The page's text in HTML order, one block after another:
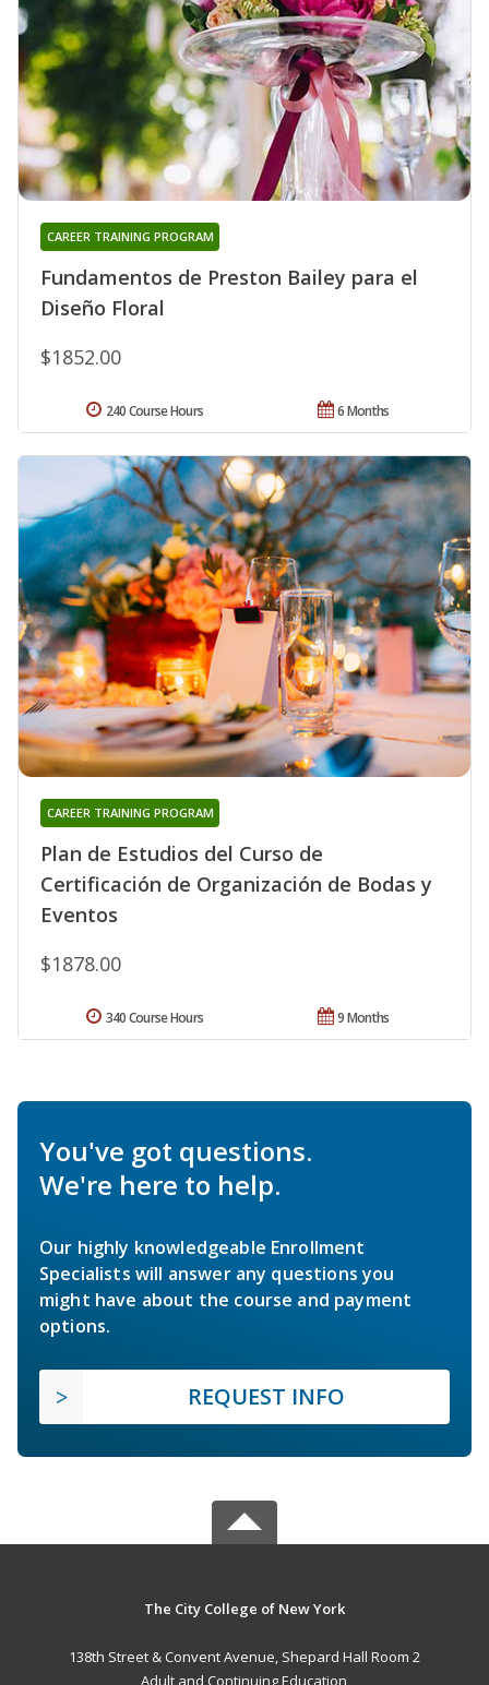
Fundamentos de Preston Bailey para el
Diseño Floral
CAREER TRAINING PROGRAM
$1852.00
6 Months
240 Course Hours
Plan de Estudios del Curso de
Certificación de Organización de Bodas y
Eventos
CAREER TRAINING PROGRAM
$1878.00
9 Months
340 Course Hours
You've got questions.
We're here to help.
Our highly knowledgeable Enrollment
Specialists will answer any questions you
might have about the course and payment
options.
REQUEST INFO
The City College of New York
138th Street & Convent Avenue, Shepard Hall Room 2
Adult and Continuing Education